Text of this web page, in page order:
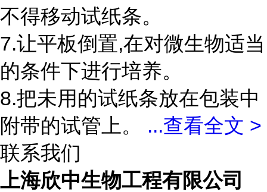
不得移动试纸条。
7.让平板倒置,在对微生物适当
的条件下进行培养。
8.把未用的试纸条放在包装中
附带的试管上。 ...查看全文 >
联系我们
上海欣中生物工程有限公司